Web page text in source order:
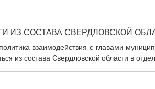
ИЗ СОСТАВА СВЕРДЛОВСКОЙ
взаимодействия с главами
из состава Свердловской области в